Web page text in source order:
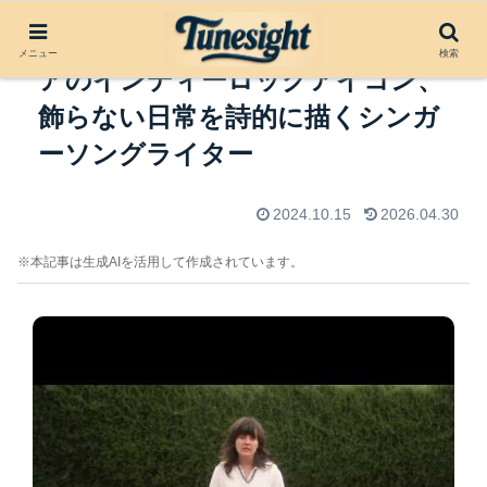
Courtney Barnett: オーストラリ
アのインディーロックアイコン、
飾らない日常を詩的に描くシンガ
ーソングライター
2024.10.15 2026.04.30
※本記事は生成AIを活用して作成されています。
メニュー 検索